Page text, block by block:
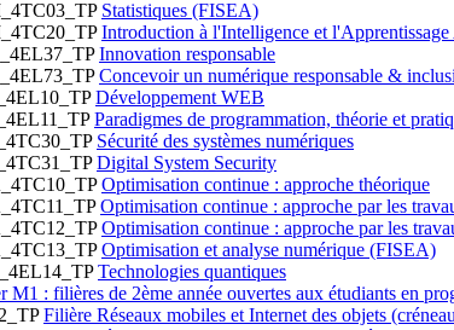
Statistiques (FISEA)
Introduction à l'Intelligence et
Innovation responsable
Concevoir un numérique responsable &
Développement WEB
Paradigmes de programmation, théorie et
Sécurité des systèmes numériques
Digital System Security
Optimisation continue : approche théorique
Optimisation continue : approche par les
Optimisation continue : approche par les
Optimisation et analyse numérique (FISEA)
Technologies quantiques
M1 : filières de 2ème année ouvertes aux étudiants en
Filière Réseaux mobiles et Internet des objets